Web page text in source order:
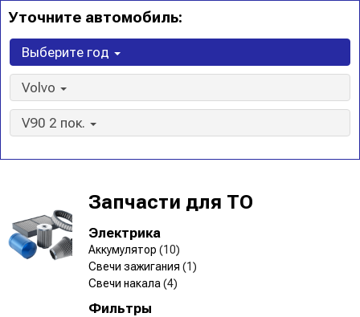
Уточните автомобиль:
Выберите год
Volvo
V90 2 пок.
Запчасти для ТО
Электрика
Аккумулятор (10)
Свечи зажигания (1)
Свечи накала (4)
Фильтры